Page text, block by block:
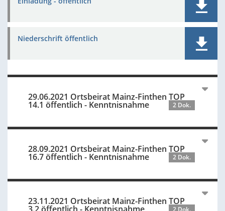
Niederschrift öffentlich
29.06.2021 Ortsbeirat Mainz-Finthen TOP
14.1 öffentlich - Kenntnisnahme 2 Dok.
28.09.2021 Ortsbeirat Mainz-Finthen TOP
16.7 öffentlich - Kenntnisnahme 2 Dok.
23.11.2021 Ortsbeirat Mainz-Finthen TOP
2 Dok.